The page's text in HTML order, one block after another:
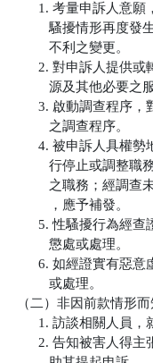
1. 考量申訴人
騷擾情形再度
         不利之變更。
2. 對申訴人提
源及其他必要之
3. 啟動調查程
         之調查程序。
4. 被申訴人具
行停止或調整
之職務；經調
         ，應予補發。
5. 性騷擾行為
         懲處或處理。
6. 如經證實有
         或處理。
（二）非因前款情形
1. 訪談相關人員
2. 告知被害人